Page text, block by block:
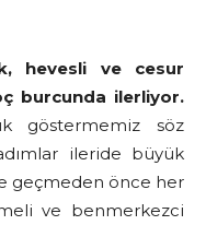
hevesli ve cesur
burcunda ilerliyor.
göstermemiz söz
ileride büyük
geçmeden önce her
ve benmerkezci